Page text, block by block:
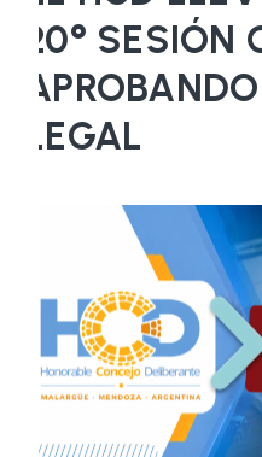
20° SESIÓN
LEGAL